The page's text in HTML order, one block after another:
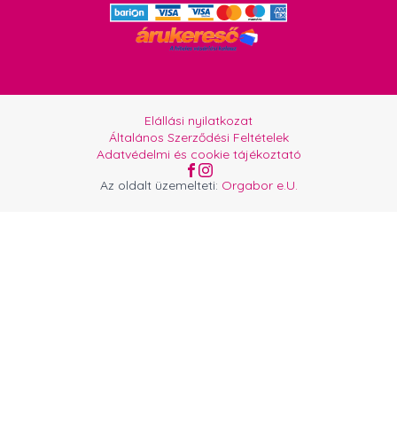
Az oldalt üzemelteti: Orgabor e.U.
Elállási nyilatkozat
Általános Szerződési Feltételek
Adatvédelmi és cookie tájékoztató